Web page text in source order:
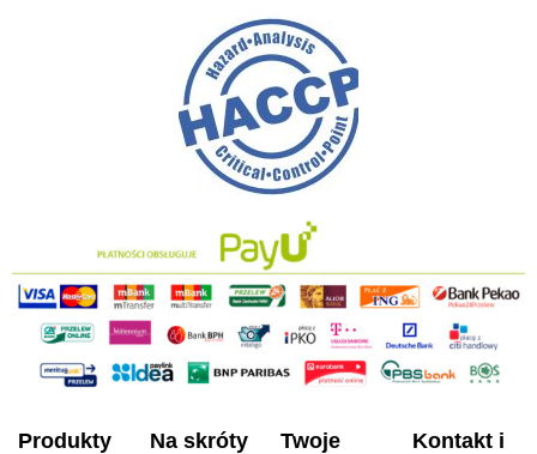
Produkty Na skróty
Twoje
Kontakt i